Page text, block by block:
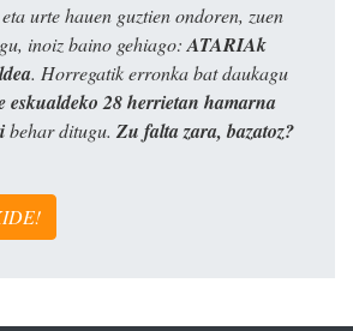
urte hauen guztien ondoren, zuen
inoiz baino gehiago: ATARIAk
. Horregatik erronka bat daukagu
eskualdeko 28 herrietan hamarna
behar ditugu. Zu falta zara, bazatoz?